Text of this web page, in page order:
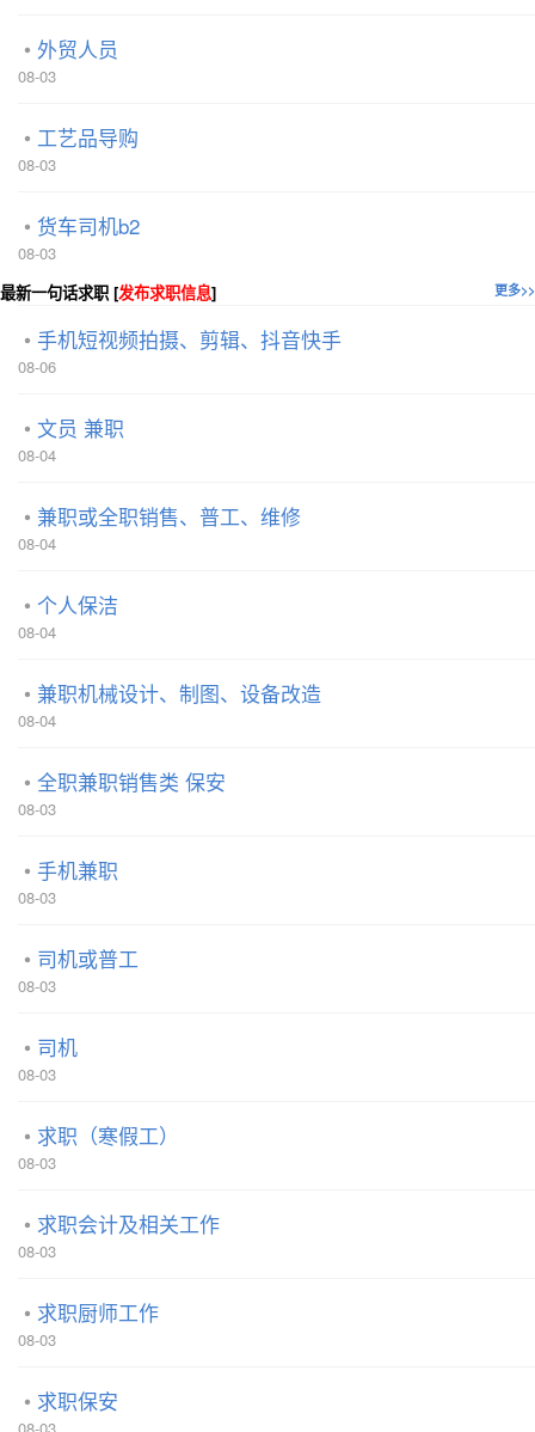
外贸人员
08-03
工艺品导购
08-03
货车司机b2
08-03
更多>>
最新一句话求职 [发布求职信息]
手机短视频拍摄、剪辑、抖音快手
08-06
文员 兼职
08-04
兼职或全职销售、普工、维修
08-04
个人保洁
08-04
兼职机械设计、制图、设备改造
08-04
全职兼职销售类 保安
08-03
手机兼职
08-03
司机或普工
08-03
司机
08-03
求职（寒假工）
08-03
求职会计及相关工作
08-03
求职厨师工作
08-03
求职保安